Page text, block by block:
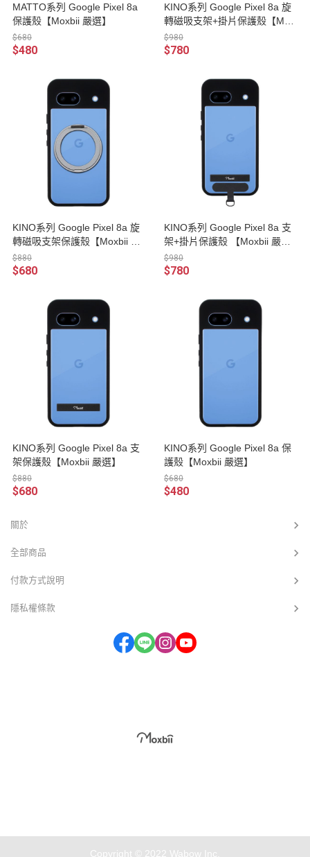
MATTO系列 Google Pixel 8a
保護殼【Moxbii 嚴選】
$680
$480
KINO系列 Google Pixel 8a 旋
轉磁吸支架+掛片保護殼【Mox
bii 嚴選】
$980
$780
KINO系列 Google Pixel 8a 旋
轉磁吸支架保護殼【Moxbii 嚴
選】
$880
$680
KINO系列 Google Pixel 8a 支
架+掛片保護殼 【Moxbii 嚴
選】
$980
$780
KINO系列 Google Pixel 8a 支
架保護殼【Moxbii 嚴選】
$880
$680
KINO系列 Google Pixel 8a 保
護殼【Moxbii 嚴選】
$680
$480
關於
全部商品
付款方式說明
隱私權條款
Copyright © 2022 Wabow Inc.